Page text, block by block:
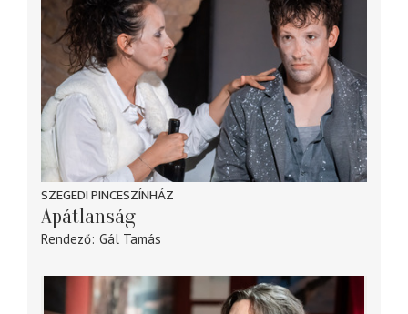
SZEGEDI PINCESZÍNHÁZ
Apátlanság
Rendező Gál Tamás